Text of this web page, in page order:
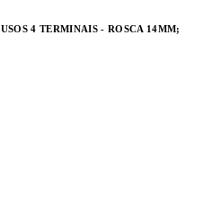
4 TERMINAIS - ROSCA 14MM;